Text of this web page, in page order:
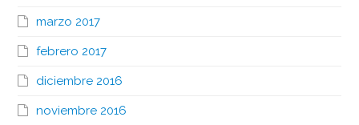
marzo 2017
febrero 2017
diciembre 2016
noviembre 2016